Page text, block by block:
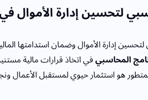
لتحسين إدارة الأموال
إدارة الأموال وضمان استدامتها
المحاسبيفي اتخاذ قرارات مالية
هو استثمار حيوي لمستقبل الأعمال